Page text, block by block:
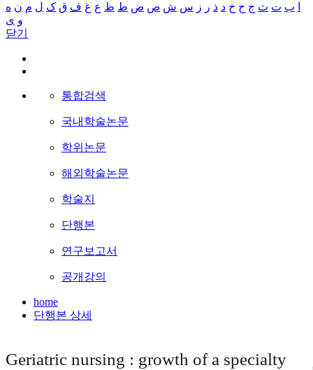
ب ت ث ج ح خ د ذ ر ز س ش ص ض ط ظ ع غ ف ق ک ل م ن ه
و ی
닫기
통합검색
국내학술논문
학위논문
해외학술논문
학술지
단행본
연구보고서
공개강의
home
단행본 상세
Geriatric nursing : growth of a specialty